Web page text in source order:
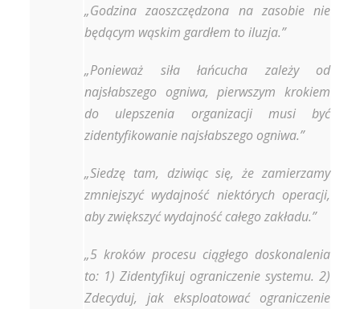
„Godzina zaoszczędzona na zasobie nie
będącym wąskim gardłem to iluzja.”
„Ponieważ siła łańcucha zależy od
najsłabszego ogniwa, pierwszym krokiem
do ulepszenia organizacji musi być
zidentyfikowanie najsłabszego ogniwa.”
„Siedzę tam, dziwiąc się, że zamierzamy
zmniejszyć wydajność niektórych operacji,
aby zwiększyć wydajność całego zakładu.”
„5 kroków procesu ciągłego doskonalenia
to: 1) Zidentyfikuj ograniczenie systemu. 2)
Zdecyduj, jak eksploatować ograniczenie